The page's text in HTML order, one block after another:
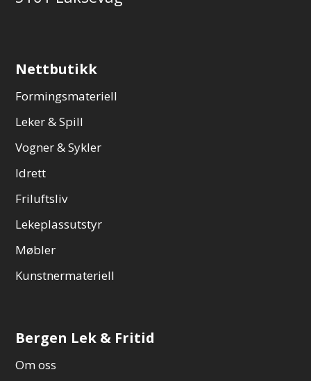
Nettbutikk
Formingsmateriell
Leker & Spill
Vogner & Sykler
Idrett
Friluftsliv
Lekeplassutstyr
Møbler
Kunstnermateriell
Bergen Lek & Fritid
Om oss